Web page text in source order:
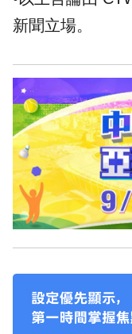
新聞立場。